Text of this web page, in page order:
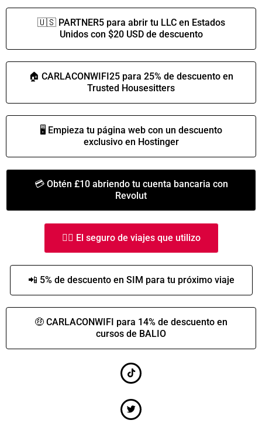
🇺🇸 PARTNER5 para abrir tu LLC en Estados
Unidos con $20 USD de descuento
🏠 CARLACONWIFI25 para 25% de descuento en
Trusted Housesitters
🖥️ Empieza tu página web con un descuento
exclusivo en Hostinger
💳 Obtén £10 abriendo tu cuenta bancaria con
Revolut
👩‍⚕️ El seguro de viajes que utilizo
📲 5% de descuento en SIM para tu próximo viaje
🤑 CARLACONWIFI para 14% de descuento en
cursos de BALIO